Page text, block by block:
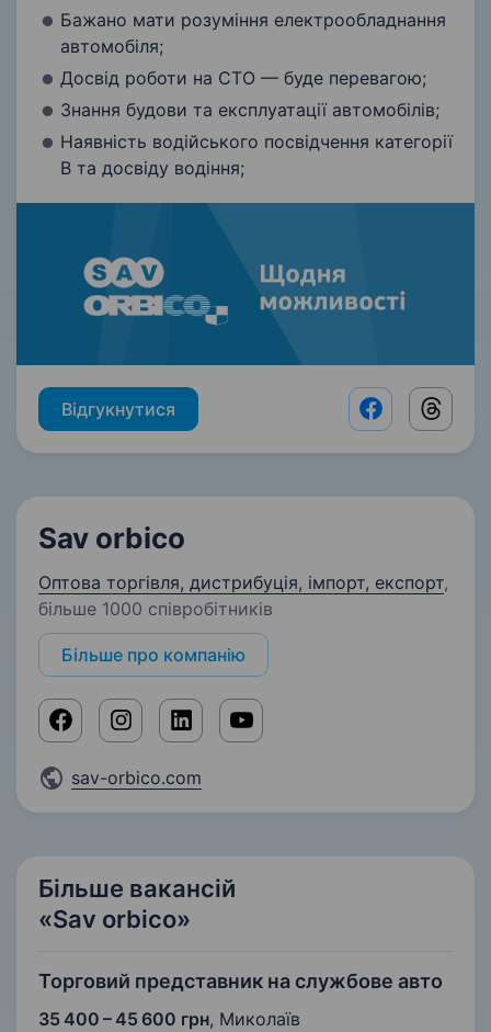
Бажано мати розуміння електрообладнання
автомобіля;
Досвід роботи на СТО — буде перевагою;
Знання будови та експлуатації автомобілів;
Наявність водійського посвідчення категорії
В та досвіду водіння;
Відгукнутися Facebook
Sav orbico
Оптова торгівля, дистрибуція, імпорт, експорт,
більше 1000 співробітників
Більше про компанію
sav-orbico.com
Більше вакансій
«Sav orbico»
Торговий представник на службове авто
35 400 – 45 600 грн, Миколаїв